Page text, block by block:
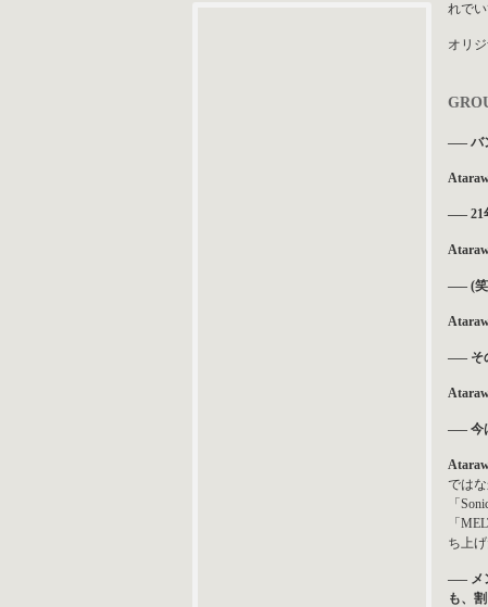
れで
オリ
—– バ
—– 21
—– (笑
—– そ
—– 今
では
「
「
ち上
—– メ
も、